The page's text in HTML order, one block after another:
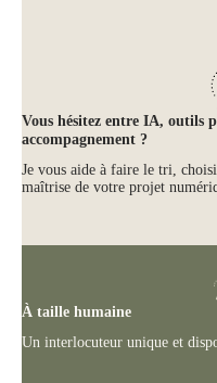
Vous hésitez entre IA, outils
accompagnement ?
Je vous aide à faire le tri,
maîtrise de votre projet
À taille humaine
Un interlocuteur unique et